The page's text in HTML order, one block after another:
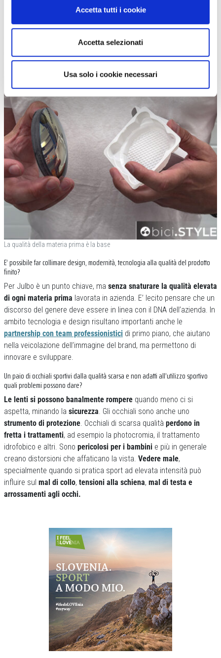
Accetta tutti i cookie
Accetta selezionati
Usa solo i cookie necessari
La qualità della materia prima è la base
E’ possibile far collimare design, modernità, tecnologia alla qualità del prodotto
finito?
Per Julbo è un punto chiave, ma senza snaturare la qualità elevata
di ogni materia prima lavorata in azienda. E’ lecito pensare che un
discorso del genere deve essere in linea con il DNA dell’azienda. In
ambito tecnologia e design risultano importanti anche le
partnership con team professionistici di primo piano, che aiutano
nella veicolazione dell’immagine del brand, ma permettono di
innovare e sviluppare.
Un paio di occhiali sportivi dalla qualità scarsa e non adatti all’utilizzo sportivo
quali problemi possono dare?
Le lenti si possono banalmente rompere quando meno ci si
aspetta, minando la sicurezza. Gli occhiali sono anche uno
strumento di protezione. Occhiali di scarsa qualità perdono in
fretta i trattamenti, ad esempio la photocromia, il trattamento
idrofobico e altri. Sono pericolosi per i bambini e più in generale
creano distorsioni che affaticano la vista. Vedere male,
specialmente quando si pratica sport ad elevata intensità può
influire sul mal di collo, tensioni alla schiena, mal di testa e
arrossamenti agli occhi.
Previous